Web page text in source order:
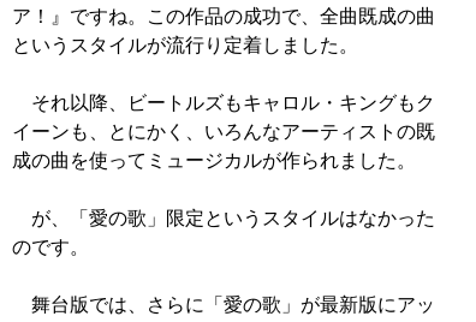
ア！』ですね。この作品の成功で、全曲既成の曲
というスタイルが流行り定着しました。
それ以降、ビートルズもキャロル・キングもク
イーンも、とにかく、いろんなアーティストの既
成の曲を使ってミュージカルが作られました。
が、「愛の歌」限定というスタイルはなかった
のです。
舞台版では、さらに「愛の歌」が最新版にアッ